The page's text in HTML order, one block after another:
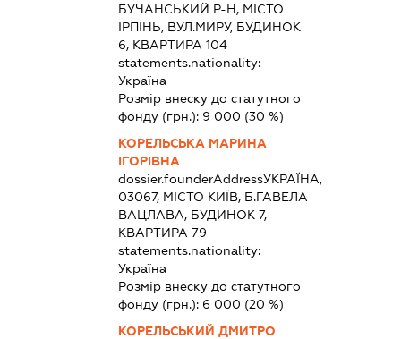
БУЧАНСЬКИЙ Р-Н, МІСТО
ІРПІНЬ, ВУЛ.МИРУ, БУДИНОК
6, КВАРТИРА 104
statements.nationality:
Україна
Розмір внеску до статутного
фонду (грн.): 9 000 (30 %)
КОРЕЛЬСЬКА МАРИНА
ІГОРІВНА
dossier.founderAddressУКРАЇНА,
03067, МІСТО КИЇВ, Б.ГАВЕЛА
ВАЦЛАВА, БУДИНОК 7,
КВАРТИРА 79
statements.nationality:
Україна
Розмір внеску до статутного
фонду (грн.): 6 000 (20 %)
КОРЕЛЬСЬКИЙ ДМИТРО